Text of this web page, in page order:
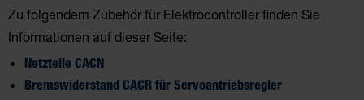
Zu folgendem Zubehör für Elektrocontroller finden Sie
Informationen auf dieser Seite:
Netzteile CACN
Bremswiderstand CACR für Servoantriebsregler